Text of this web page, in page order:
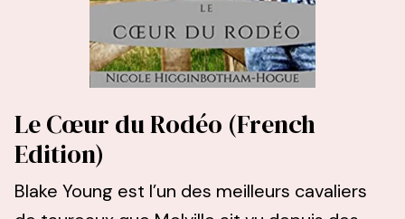
Le Cœur du Rodéo (French
Edition)
Blake Young est l’un des meilleurs cavaliers